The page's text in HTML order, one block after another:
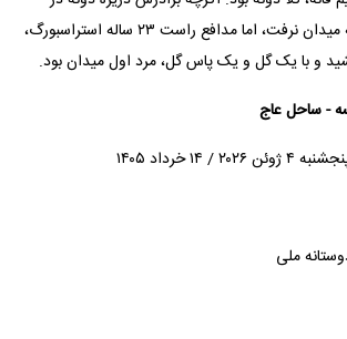
بازی پنجشنبه شب به میدان نرفت، اما مدافع راست ۲۳ ساله استراسبورگ،
و با یک گل و یک پاس گل، مرد اول میدان بود.
- ساحل عاج
۱۴ خرداد ۱۴۰۵
ملی